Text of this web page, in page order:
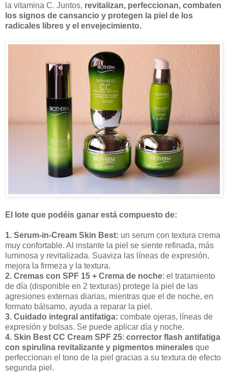
la vitamina C. Juntos, revitalizan, perfeccionan, combaten
los signos de cansancio y protegen la piel de los
radicales libres y el envejecimiento.
El lote que podéis ganar está compuesto de:
1. Serum-in-Cream Skin Best: un serum con textura crema
muy confortable. Al instante la piel se siente refinada, más
luminosa y revitalizada. Suaviza las líneas de expresión,
mejora la firmeza y la textura.
2. Cremas con SPF 15 + Crema de noche: el tratamiento
de día (disponible en 2 texturas) protege la piel de las
agresiones externas diarias, mientras que el de noche, en
formato bálsamo, ayuda a reparar la piel.
3. Cuidado integral antifatiga: combate ojeras, líneas de
expresión y bolsas. Se puede aplicar día y noche.
4. Skin Best CC Cream SPF 25: corrector flash antifatiga
con spirulina revitalizante y pigmentos minerales que
perfeccionan el tono de la piel gracias a su textura de efecto
segunda piel.